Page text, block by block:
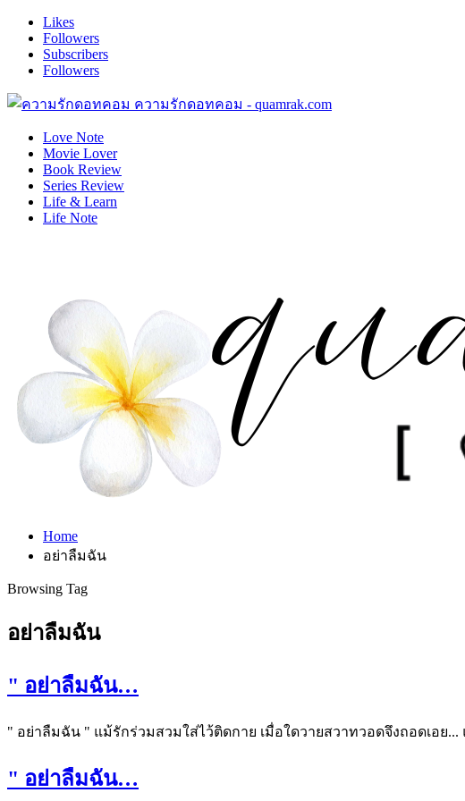
Likes
Followers
Subscribers
Followers
ความรักดอทคอม - quamrak.com
Love Note
Movie Lover
Book Review
Series Review
Life & Learn
Life Note
Home
อย่าลืมฉัน
Browsing Tag
อย่าลืมฉัน
" อย่าลืมฉัน…
" อย่าลืมฉัน " แม้รักร่วมสวมใส่ไว้ติดกาย เมื่อใดวายสวาทวอดจึงถอดเ
" อย่าลืมฉัน…